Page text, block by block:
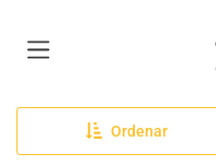
Ordenar